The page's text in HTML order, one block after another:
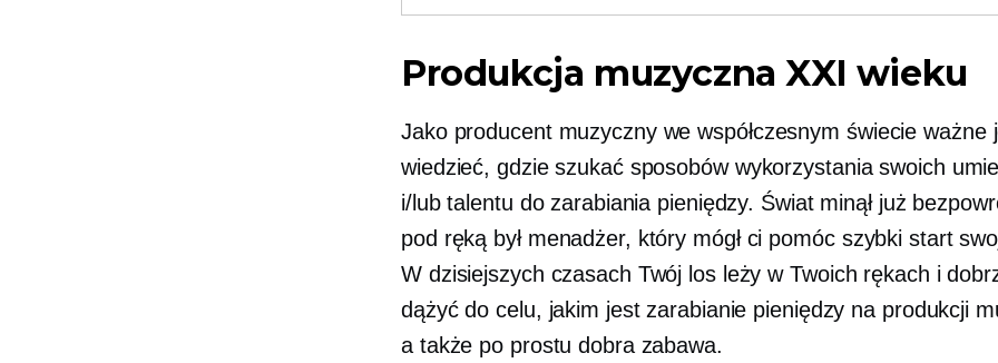
Produkcja muzyczna XXI wieku
Jako producent muzyczny we współczesnym świecie ważne
wiedzieć, gdzie szukać sposobów wykorzystania swoich
i/lub talentu do zarabiania pieniędzy. Świat minął już
pod ręką był menadżer, który mógł ci pomóc szybki start
W dzisiejszych czasach Twój los leży w Twoich rękach i
dążyć do celu, jakim jest zarabianie pieniędzy na produkcji
a także po prostu dobra zabawa.